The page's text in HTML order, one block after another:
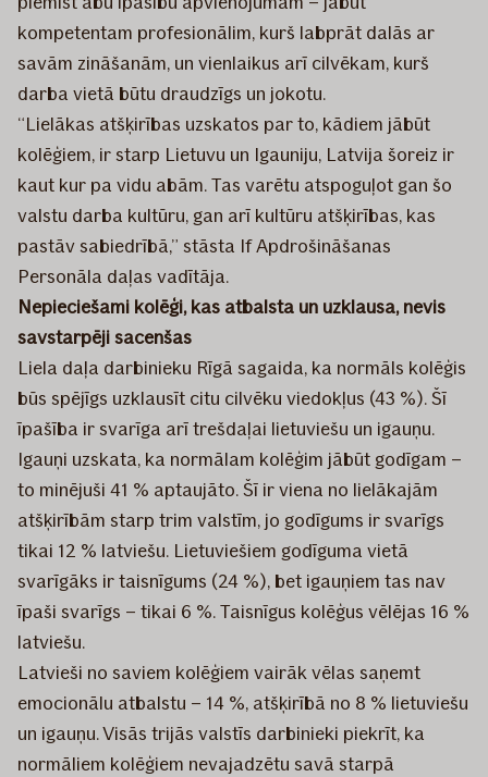
kompetentam profesionālim, kurš labprāt dalās ar
savām zināšanām, un vienlaikus arī cilvēkam, kurš
darba vietā būtu draudzīgs un jokotu.
“Lielākas atšķirības uzskatos par to, kādiem jābūt
kolēģiem, ir starp Lietuvu un Igauniju, Latvija šoreiz ir
kaut kur pa vidu abām. Tas varētu atspoguļot gan šo
valstu darba kultūru, gan arī kultūru atšķirības, kas
pastāv sabiedrībā,” stāsta If Apdrošināšanas
Personāla daļas vadītāja.
Nepieciešami kolēģi, kas atbalsta un uzklausa, nevis
savstarpēji sacenšas
Liela daļa darbinieku Rīgā sagaida, ka normāls kolēģis
būs spējīgs uzklausīt citu cilvēku viedokļus (43 %). Šī
īpašība ir svarīga arī trešdaļai lietuviešu un igauņu.
Igauņi uzskata, ka normālam kolēģim jābūt godīgam –
to minējuši 41 % aptaujāto. Šī ir viena no lielākajām
atšķirībām starp trim valstīm, jo godīgums ir svarīgs
tikai 12 % latviešu. Lietuviešiem godīguma vietā
svarīgāks ir taisnīgums (24 %), bet igauņiem tas nav
īpaši svarīgs – tikai 6 %. Taisnīgus kolēģus vēlējas 16 %
latviešu.
Latvieši no saviem kolēģiem vairāk vēlas saņemt
emocionālu atbalstu – 14 %, atšķirībā no 8 % lietuviešu
un igauņu. Visās trijās valstīs darbinieki piekrīt, ka
normāliem kolēģiem nevajadzētu savā starpā